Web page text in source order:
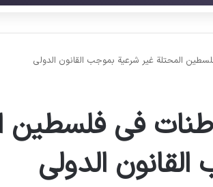
المحتلة غير شرعية بموجب القانون الدولي
في فلسطين
الدولي